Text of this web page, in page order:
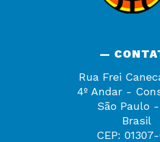
—
Rua Frei
4º Andar -
São Paulo
Brasil
CEP: